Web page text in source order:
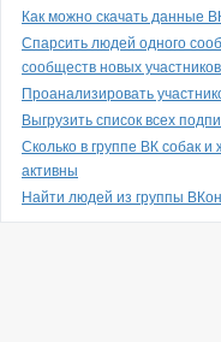
Как можно скачать данные
Спарсить людей одного
сообществ новых
Проанализировать
Выгрузить список всех
Сколько в группе ВК собак
активны
Найти людей из группы